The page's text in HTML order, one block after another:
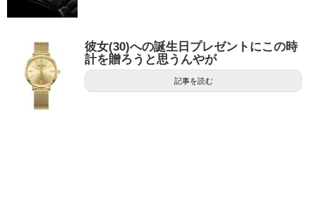
彼女(30)への誕生日プレゼントにこの時
計を贈ろうと思うんやが
記事を読む